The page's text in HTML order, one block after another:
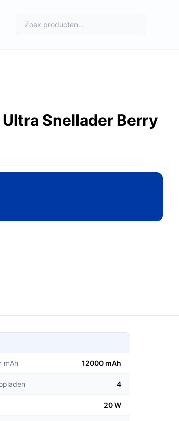
Snellader Berry
mAh 12000 mAh
4
20 W